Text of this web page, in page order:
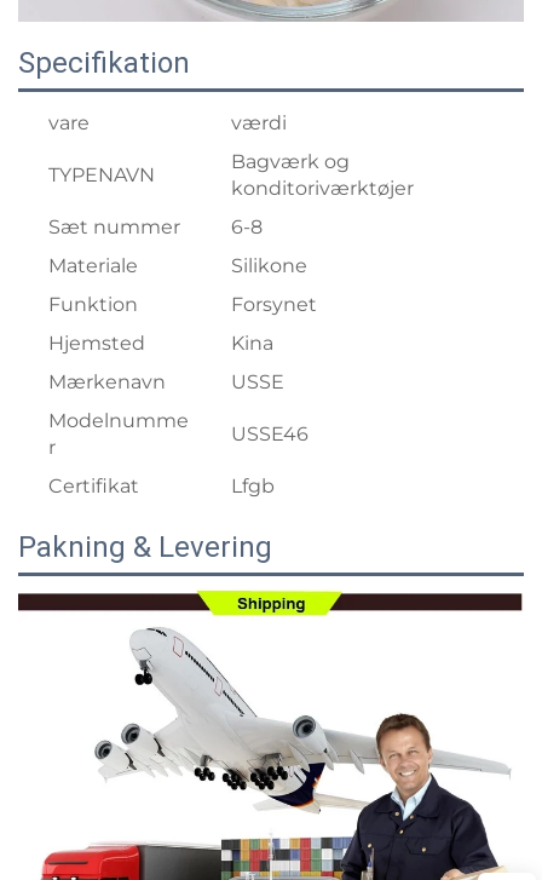
Specifikation
vare værdi
TYPENAVN
Bagværk og
konditoriværktøjer
Sæt nummer
6-8
Materiale
Silikone
Funktion
Forsynet
Hjemsted
Kina
Mærkenavn
USSE
Modelnumme
r
USSE46
Certifikat Lfgb
Pakning & Levering